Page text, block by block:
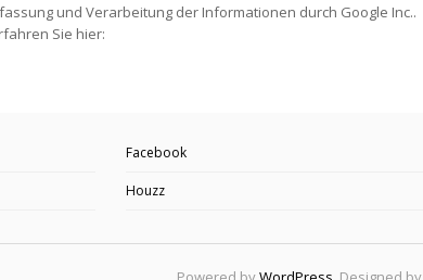
und Verarbeitung der Informationen durch Google Inc..
Sie hier:
Facebook
Houzz